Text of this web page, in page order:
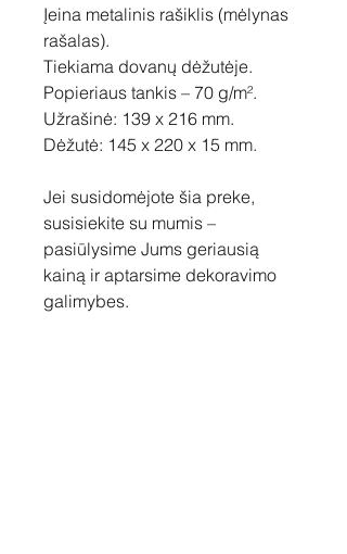
Įeina metalinis rašiklis (mėlynas
rašalas).
Tiekiama dovanų dėžutėje.
Popieriaus tankis – 70 g/m².
Užrašinė: 139 x 216 mm.
Dėžutė: 145 x 220 x 15 mm.
Jei susidomėjote šia preke,
susisiekite su mumis –
pasiūlysime Jums geriausią
kainą ir aptarsime dekoravimo
galimybes.